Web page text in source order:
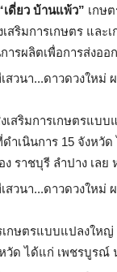
เดี่ยว บ้านแพ้ว” เกษ
สริมการเกษตร แล
รผลิตเพื่อการส่งอ
เสริมการเกษตรแบ
ดำเนินการ 15 จังห
ราชบุรี ลำปาง เล
กษตรแบบแปลงใหญ่
หวัด ได้แก่ เพชรบูร